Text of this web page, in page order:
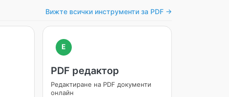
Вижте всички инструменти за PDF →
E
PDF редактор
Редактиране на PDF документи
онлайн